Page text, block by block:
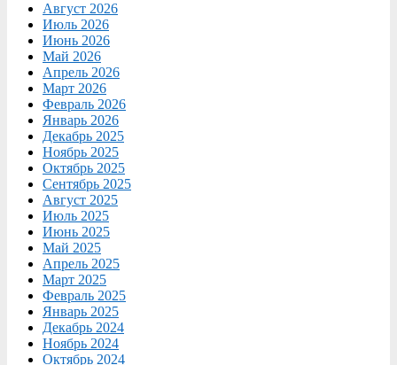
Август 2026
Июль 2026
Июнь 2026
Май 2026
Апрель 2026
Март 2026
Февраль 2026
Январь 2026
Декабрь 2025
Ноябрь 2025
Октябрь 2025
Сентябрь 2025
Август 2025
Июль 2025
Июнь 2025
Май 2025
Апрель 2025
Март 2025
Февраль 2025
Январь 2025
Декабрь 2024
Ноябрь 2024
Октябрь 2024